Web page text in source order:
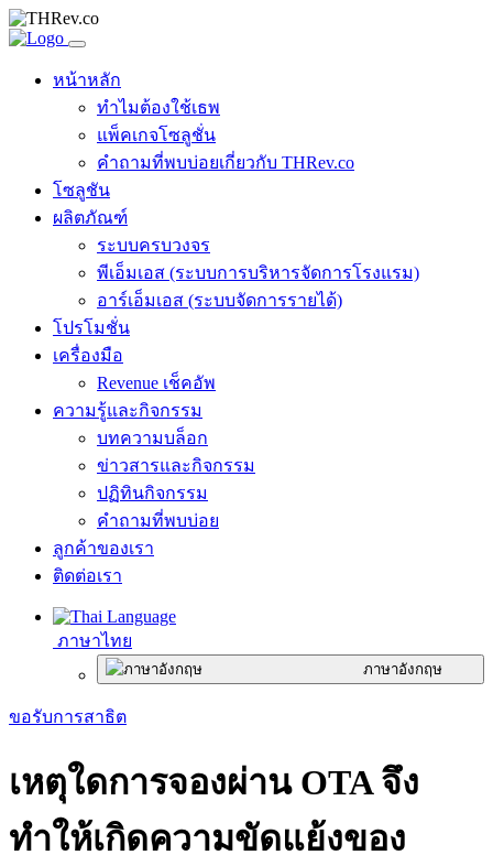
หน้าหลัก
ทำไมต้องใช้เธพ
แพ็คเกจโซลูชั่น
คำถามที่พบบ่อยเกี่ยวกับ THRev.co
โซลูชัน
ผลิตภัณฑ์
ระบบครบวงจร
พีเอ็มเอส (ระบบการบริหารจัดการโรงแรม)
อาร์เอ็มเอส (ระบบจัดการรายได้)
โปรโมชั่น
เครื่องมือ
Revenue เช็คอัพ
ความรู้และกิจกรรม
บทความบล็อก
ข่าวสารและกิจกรรม
ปฏิทินกิจกรรม
คำถามที่พบบ่อย
ลูกค้าของเรา
ติดต่อเรา
ภาษาไทย
ภาษาอังกฤษ
ขอรับการสาธิต
เหตุใดการจองผ่าน OTA จึง
ทำให้เกิดความขัดแย้งของ